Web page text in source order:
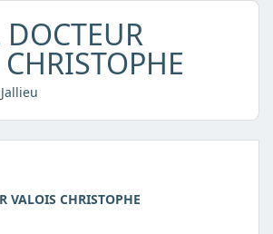
DOCTEUR
VALOIS CHRISTOPHE